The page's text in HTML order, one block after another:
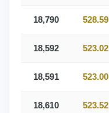
528.59
18,790
523.02
18,592
523.00
18,591
523.52
18,610